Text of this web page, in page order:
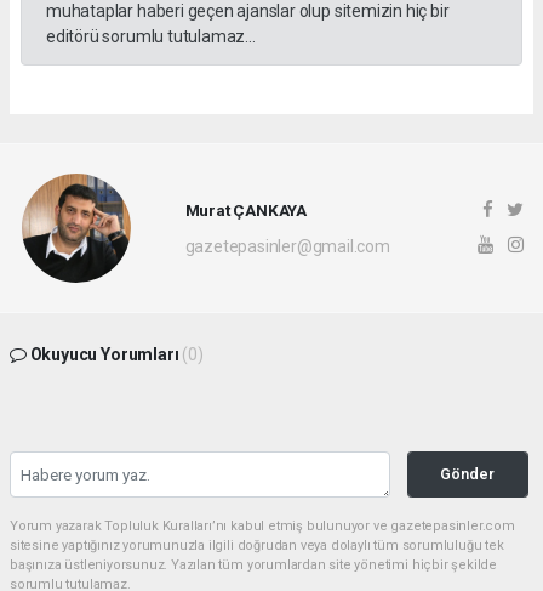
muhataplar haberi geçen ajanslar olup sitemizin hiç bir
editörü sorumlu tutulamaz...
Murat ÇANKAYA
gazetepasinler@gmail.com
Okuyucu Yorumları (0)
Gönder
Yorum yazarak Topluluk Kuralları’nı kabul etmiş bulunuyor ve gazetepasinler.com
sitesine yaptığınız yorumunuzla ilgili doğrudan veya dolaylı tüm sorumluluğu tek
başınıza üstleniyorsunuz. Yazılan tüm yorumlardan site yönetimi hiçbir şekilde
sorumlu tutulamaz.